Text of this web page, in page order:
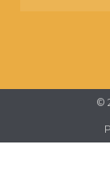
©